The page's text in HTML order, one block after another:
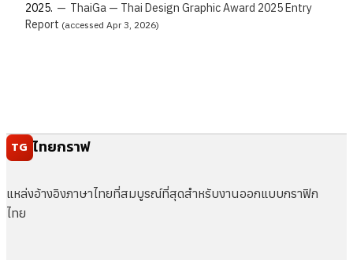
2025. — ThaiGa — Thai Design Graphic Award 2025 Entry
Report (accessed Apr 3, 2026)
TG ไทยกราฟ
แหล่งอ้างอิงภาษาไทยที่สมบูรณ์ที่สุดสำหรับงานออกแบบกราฟิก
ไทย